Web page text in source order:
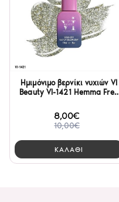
Ημιμόνιμο βερνίκι νυχιών VI
Beauty VI-1421 Hemma Free
8,00€
10,00€
ΚΑΛΑΘΙ